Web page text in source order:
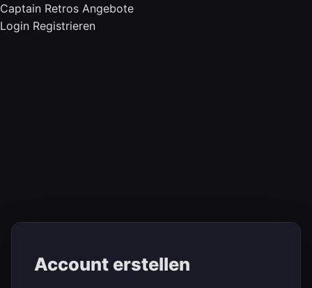
Captain Retros Angebote
Login Registrieren
Account erstellen